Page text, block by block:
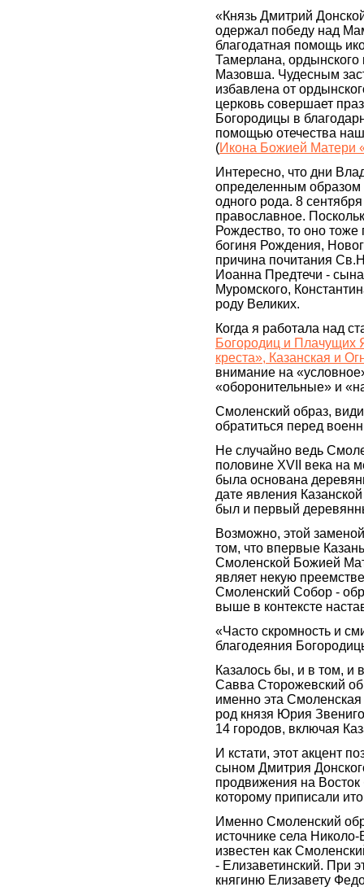
«Князь Дмитрий
одержал победу над
благодатная помощь
Тамерлана, ордынского
Мазовша. Чудесным
избавлена от
церковь совершает
Богородицы в
помощью отечества
(Икона Божией Матери
Интересно, что дни
определенным
одного рода. 8
православное.
Рождество, то оно тоже
богиня Рождения,
причина почитания
Иоанна Предтечи -
Муромского,
роду Великих.
Когда я работала над
Богородиц и Плачущих
креста», Казанская и
внимание на
«оборонительные» и
Смоленский образ,
обратиться перед
Не случайно ведь
половине XVII века на
была основана
дате явления
был и первый
Возможно, этой
том, что впервые
Смоленской Божией
являет некую
Смоленский Собор -
выше в контексте
«Часто скромность и
благодеяния
Казалось бы, и в том, и
Савва Сторожевский
именно эта
род князя Юрия
14 городов, включая
И кстати, этот акцент
сыном Дмитрия
продвижения на
которому приписали
Именно Смоленский
источнике села
известен как
- Елизаветинский. При
княгиню Елизавету